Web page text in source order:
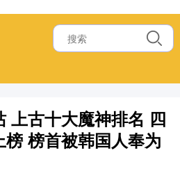
上古十大魔神排名 四
榜首被韩国人奉为